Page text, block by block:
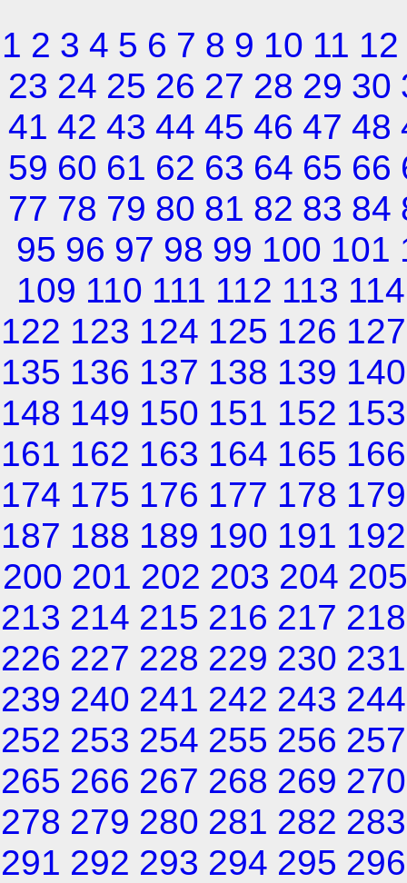
1 2 3 4 5 6 7 8 9 10 11 12
23 24 25 26 27 28 29 30
41 42 43 44 45 46 47 48
59 60 61 62 63 64 65 66
77 78 79 80 81 82 83 84
95 96 97 98 99 100 101
109 110 111 112 113 114
122 123 124 125 126 127
135 136 137 138 139 140
148 149 150 151 152 153
161 162 163 164 165 166
174 175 176 177 178 179
187 188 189 190 191 192
200 201 202 203 204 205
213 214 215 216 217 218
226 227 228 229 230 231
239 240 241 242 243 244
252 253 254 255 256 257
265 266 267 268 269 270
278 279 280 281 282 283
291 292 293 294 295 296